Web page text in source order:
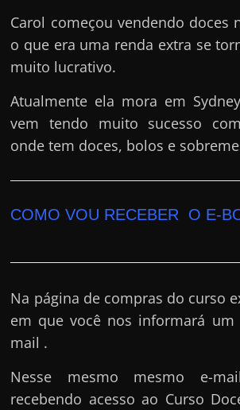
Carol começou vendendo doces
o que era uma renda extra se
muito lucrativo.
Atualmente ela mora em
vem tendo muito sucesso
onde tem doces, bolos e
COMO VOU RECEBER O E-
Na página de compras do curso
em que você nos informará um
mail .
Nesse mesmo mesmo e-
recebendo acesso ao Curso